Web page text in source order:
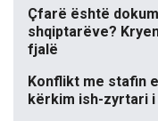
Çfarë është
shqiptarëve?
fjalë
Konflikt me stafin
kërkim ish-zyrtari